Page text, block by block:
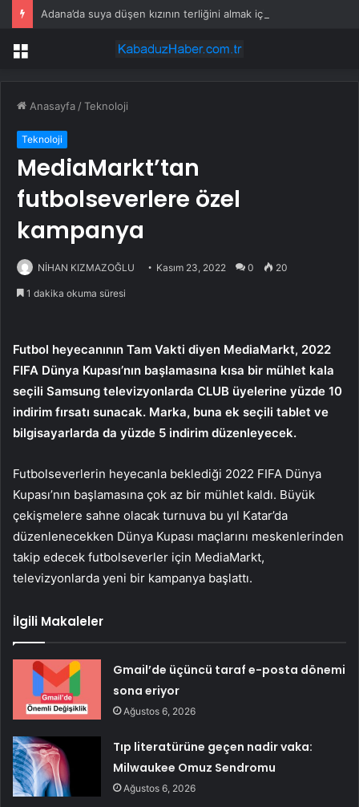
Menü
Anasayfa /Teknoloji
Teknoloji
MediaMarkt’tan
futbolseverlere özel
kampanya
NİHAN KIZMAZOĞLU Kasım 23, 2022 0 20
1 dakika okuma süresi
Futbol heyecanının Tam Vakti diyen MediaMarkt, 2022
FIFA Dünya Kupası’nın başlamasına kısa bir mühlet kala
seçili Samsung televizyonlarda CLUB üyelerine yüzde 10
indirim fırsatı sunacak. Marka, buna ek seçili tablet ve
bilgisayarlarda da yüzde 5 indirim düzenleyecek.
Futbolseverlerin heyecanla beklediği 2022 FIFA Dünya
Kupası’nın başlamasına çok az bir mühlet kaldı. Büyük
çekişmelere sahne olacak turnuva bu yıl Katar’da
düzenlenecekken Dünya Kupası maçlarını meskenlerinden
takip edecek futbolseverler için MediaMarkt,
televizyonlarda yeni bir kampanya başlattı.
İlgili Makaleler
Gmail’de üçüncü taraf e-posta dönemi
sona eriyor
Ağustos 6, 2026
Tıp literatürüne geçen nadir vaka:
Milwaukee Omuz Sendromu
Ağustos 6, 2026